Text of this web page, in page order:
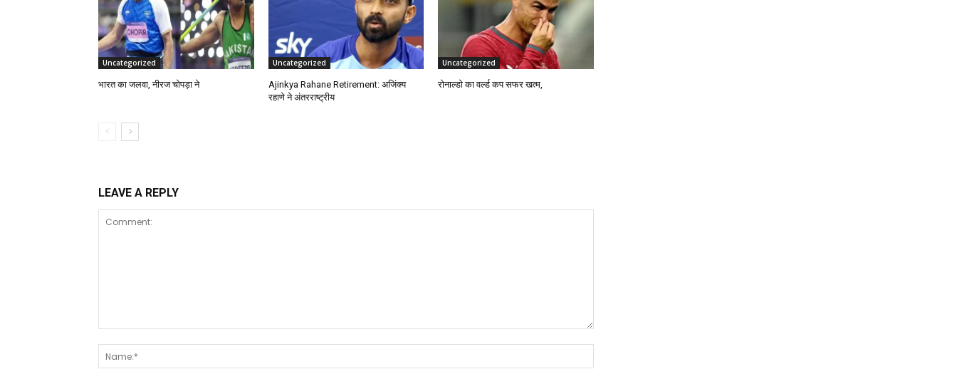
Uncategorized
भारत का जलवा, नीरज चोपड़ा ने
Uncategorized
Ajinkya Rahane Retirement: अजिंक्य
रहाणे ने अंतरराष्ट्रीय
Uncategorized
रोनाल्डो का वर्ल्ड कप सफर खत्म,
LEAVE A REPLY